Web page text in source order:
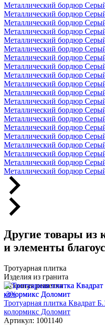
Металлический бордюр
Металлический бордюр
Металлический бордюр
Металлический бордюр
Металлический бордюр
Металлический бордюр
Металлический бордюр
Металлический бордюр
Металлический бордюр
Металлический бордюр
Металлический бордюр
Металлический бордюр
Металлический бордюр
Металлический бордюр
Металлический бордюр
Металлический бордюр
Металлический бордюр
Металлический бордюр
Металлический бордюр
Металлический бордюр
Другие товары из
и элементы
Тротуарная плитка
Изделия из гранита
Газонная решетка
-3%
Тротуарная плитка Квадрат
колормикс Доломит
Артикул: 1001140